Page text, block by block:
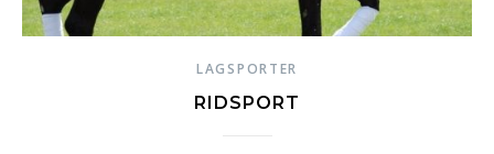
LAGSPORTER
RIDSPORT